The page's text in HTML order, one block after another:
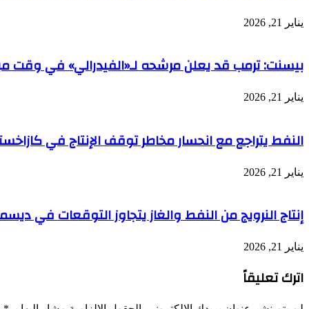
يناير 21, 2026
بيسنت: ترمب قد يعلن مرشحه لـ«الفيدرالي» في وقت
يناير 21, 2026
النفط يتراجع مع انحسار مخاطر توقف الإنتاج في
يناير 21, 2026
إنتاج النرويج من النفط والغاز يتجاوز التوقعات في
يناير 21, 2026
اترك تعليقاً